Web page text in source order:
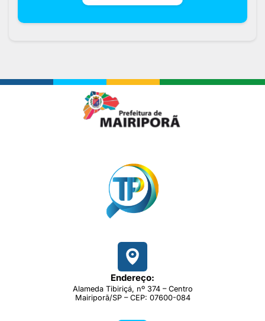
Endereço:
Alameda Tibiriçá, nº 374 – Centro
Mairiporã/SP – CEP: 07600-084